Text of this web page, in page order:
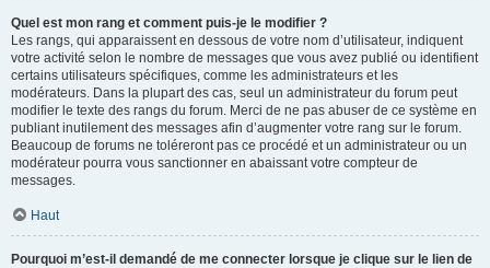
Quel est mon rang et comment puis-je le modifier ?
Les rangs, qui apparaissent en dessous de votre nom d’utilisateur, indiquent
votre activité selon le nombre de messages que vous avez publié ou identifient
certains utilisateurs spécifiques, comme les administrateurs et les
modérateurs. Dans la plupart des cas, seul un administrateur du forum peut
modifier le texte des rangs du forum. Merci de ne pas abuser de ce système en
publiant inutilement des messages afin d’augmenter votre rang sur le forum.
Beaucoup de forums ne toléreront pas ce procédé et un administrateur ou un
modérateur pourra vous sanctionner en abaissant votre compteur de
messages.
Haut
Pourquoi m’est-il demandé de me connecter lorsque je clique sur le lien de